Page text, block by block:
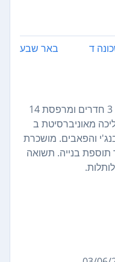
ד באר שבע
למכירה ללא תיווך בהזדמנות-דירת 3 חדרים ומרפסת 14
7 דקות הליכה מאוניברסיטת ב
והפאבים. מושכרת
תוספת בנייה. תשואה